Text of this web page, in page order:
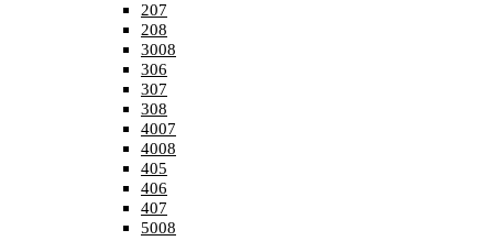
207
208
3008
306
307
308
4007
4008
405
406
407
5008